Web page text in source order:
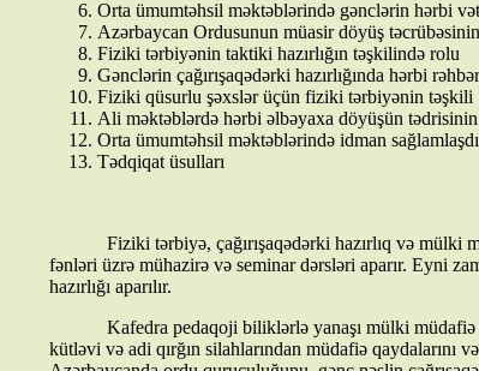
Orta ümumtəhsil məktəblərində gənclərin hərbi
Azərbaycan Ordusunun müasir döyüş
Fiziki tərbiyənin taktiki hazırlığın təşkilində rolu
Gənclərin çağırışaqədərki hazırlığında hərbi
Fiziki qüsurlu şəxslər üçün fiziki tərbiyənin təşkili
Ali məktəblərdə hərbi əlbəyaxa döyüşün tədrisinin
Orta ümumtəhsil məktəblərində idman
Tədqiqat üsulları
Fiziki tərbiyə, çağırışaqədərki hazırlıq və mülki
fənləri üzrə mühazirə və seminar dərsləri aparır. Eyni
hazırlığı aparılır.
Kafedra pedaqoji biliklərlə yanaşı mülki müdafiə və
kütləvi və adi qırğın silahlarından müdafiə qaydalarını